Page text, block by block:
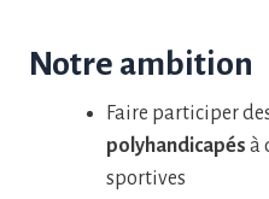
Notre ambition
Faire participer
polyhandicapés à
sportives